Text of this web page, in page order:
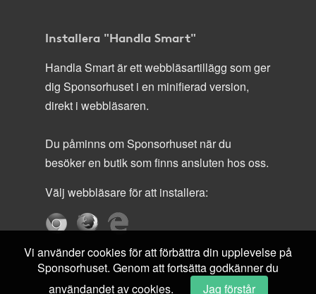
Installera "Handla Smart"
Handla Smart är ett webbläsartillägg som ger
dig Sponsorhuset i en minifierad version,
direkt i webbläsaren.
Du påminns om Sponsorhuset när du
besöker en butik som finns ansluten hos oss.
Välj webbläsare för att installera:
Vi använder cookies för att förbättra din upplevelse på
Sponsorhuset. Genom att fortsätta godkänner du
användandet av cookies.
Jag förstår